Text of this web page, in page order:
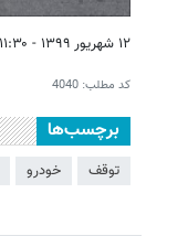
۱۲ شهریور ۱۳۹۹ - ۱۱:۳۰
کد مطلب: 4040
برچسب‌ها
توقف خودرو